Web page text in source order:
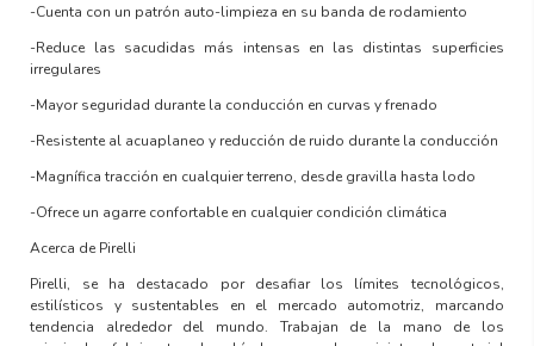
-Cuenta con un patrón auto-limpieza en su banda de rodamiento
-Reduce las sacudidas más intensas en las distintas superficies
irregulares
-Mayor seguridad durante la conducción en curvas y frenado
-Resistente al acuaplaneo y reducción de ruido durante la conducción
-Magnífica tracción en cualquier terreno, desde gravilla hasta lodo
-Ofrece un agarre confortable en cualquier condición climática
Acerca de Pirelli
Pirelli, se ha destacado por desafiar los límites tecnológicos,
estilísticos y sustentables en el mercado automotriz, marcando
tendencia alrededor del mundo. Trabajan de la mano de los